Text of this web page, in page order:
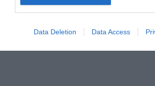
Data Deletion Data Access